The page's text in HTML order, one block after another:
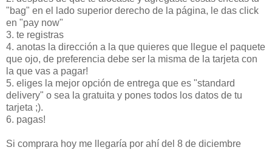
"bag" en el lado superior derecho de la página, le das click
en "pay now"
3. te registras
4. anotas la dirección a la que quieres que llegue el paquete
que ojo, de preferencia debe ser la misma de la tarjeta con
la que vas a pagar!
5. eliges la mejor opción de entrega que es "standard
delivery" o sea la gratuita y pones todos los datos de tu
tarjeta ;).
6. pagas!
Si comprara hoy me llegaría por ahí del 8 de diciembre